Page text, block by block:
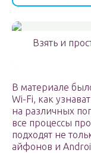
Взять и
В материале
Wi-Fi, как
на различных
все процессы
подходят не
айфонов и